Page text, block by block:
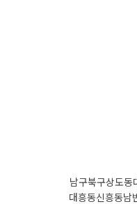
남구북구상도동
대흥동신흥동남